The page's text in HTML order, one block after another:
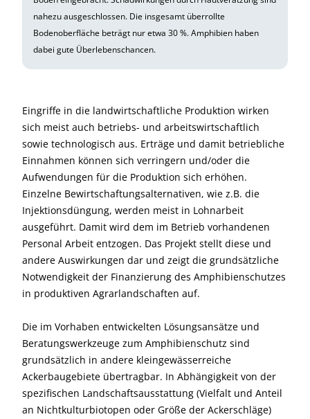
nahezu ausgeschlossen. Die insgesamt überrollte
Bodenoberfläche beträgt nur etwa 30 %. Amphibien haben
dabei gute Überlebenschancen.
Eingriffe in die landwirtschaftliche Produktion wirken
sich meist auch betriebs- und arbeitswirtschaftlich
sowie technologisch aus. Erträge und damit betriebliche
Einnahmen können sich verringern und/oder die
Aufwendungen für die Produktion sich erhöhen.
Einzelne Bewirtschaftungsalternativen, wie z.B. die
Injektionsdüngung, werden meist in Lohnarbeit
ausgeführt. Damit wird dem im Betrieb vorhandenen
Personal Arbeit entzogen. Das Projekt stellt diese und
andere Auswirkungen dar und zeigt die grundsätzliche
Notwendigkeit der Finanzierung des Amphibienschutzes
in produktiven Agrarlandschaften auf.
Die im Vorhaben entwickelten Lösungsansätze und
Beratungswerkzeuge zum Amphibienschutz sind
grundsätzlich in andere kleingewässerreiche
Ackerbaugebiete übertragbar. In Abhängigkeit von der
spezifischen Landschaftsausstattung (Vielfalt und Anteil
an Nichtkulturbiotopen oder Größe der Ackerschläge)